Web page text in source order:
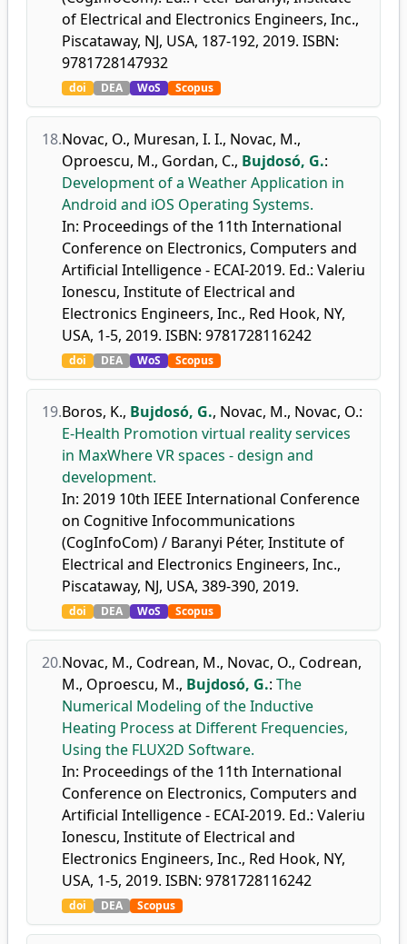
of Electrical and Electronics Engineers, Inc.,
Piscataway, NJ, USA, 187-192, 2019. ISBN:
9781728147932
doi DEA WoS Scopus
18.Novac, O., Muresan, I. I., Novac, M.,
Oproescu, M., Gordan, C., Bujdosó, G.:
Development of a Weather Application in
Android and iOS Operating Systems.
In: Proceedings of the 11th International
Conference on Electronics, Computers and
Artificial Intelligence - ECAI-2019. Ed.: Valeriu
Ionescu, Institute of Electrical and
Electronics Engineers, Inc., Red Hook, NY,
USA, 1-5, 2019. ISBN: 9781728116242
doi DEA WoS Scopus
19.Boros, K., Bujdosó, G., Novac, M., Novac, O.:
E-Health Promotion virtual reality services
in MaxWhere VR spaces - design and
development.
In: 2019 10th IEEE International Conference
on Cognitive Infocommunications
(CogInfoCom) / Baranyi Péter, Institute of
Electrical and Electronics Engineers, Inc.,
Piscataway, NJ, USA, 389-390, 2019.
doi DEA WoS Scopus
20.Novac, M., Codrean, M., Novac, O., Codrean,
M., Oproescu, M., Bujdosó, G.: The
Numerical Modeling of the Inductive
Heating Process at Different Frequencies,
Using the FLUX2D Software.
In: Proceedings of the 11th International
Conference on Electronics, Computers and
Artificial Intelligence - ECAI-2019. Ed.: Valeriu
Ionescu, Institute of Electrical and
Electronics Engineers, Inc., Red Hook, NY,
USA, 1-5, 2019. ISBN: 9781728116242
doi DEA Scopus